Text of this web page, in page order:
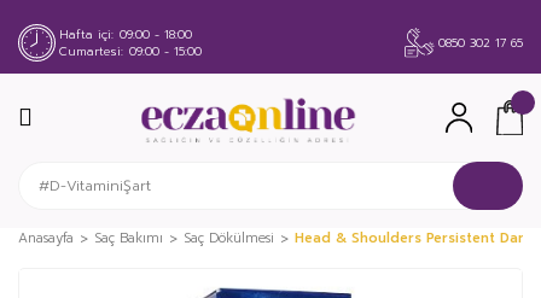
Hafta içi 09:00 - 18:00
Cumartesi 09:00 - 15:00 0850 302 17 65
Anasayfa Saç Bakımı Saç Dökülmesi Head & Shoulders Persistent